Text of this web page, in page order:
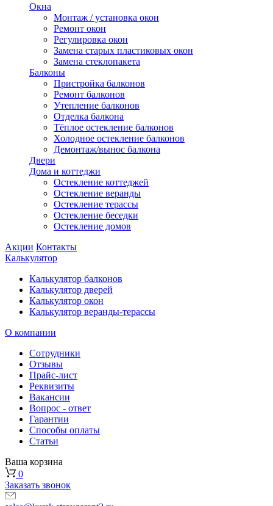
Окна
Монтаж / установка окон
Ремонт окон
Регулировка окон
Замена старых пластиковых окон
Замена стеклопакета
Балконы
Пристройка балконов
Ремонт балконов
Утепление балконов
Отделка балкона
Тёплое остекление балконов
Холодное остекление балконов
Демонтаж/вынос балкона
Двери
Дома и коттеджи
Остекление коттеджей
Остекление веранды
Остекление терассы
Остекление беседки
Остекление домов
Акции Контакты
Калькулятор
Калькулятор балконов
Калькулятор дверей
Калькулятор окон
Калькулятор веранды-терассы
О компании
Сотрудники
Отзывы
Прайс-лист
Реквизиты
Вакансии
Вопрос - ответ
Гарантии
Способы оплаты
Статьи
Ваша корзина
0
Заказать звонок